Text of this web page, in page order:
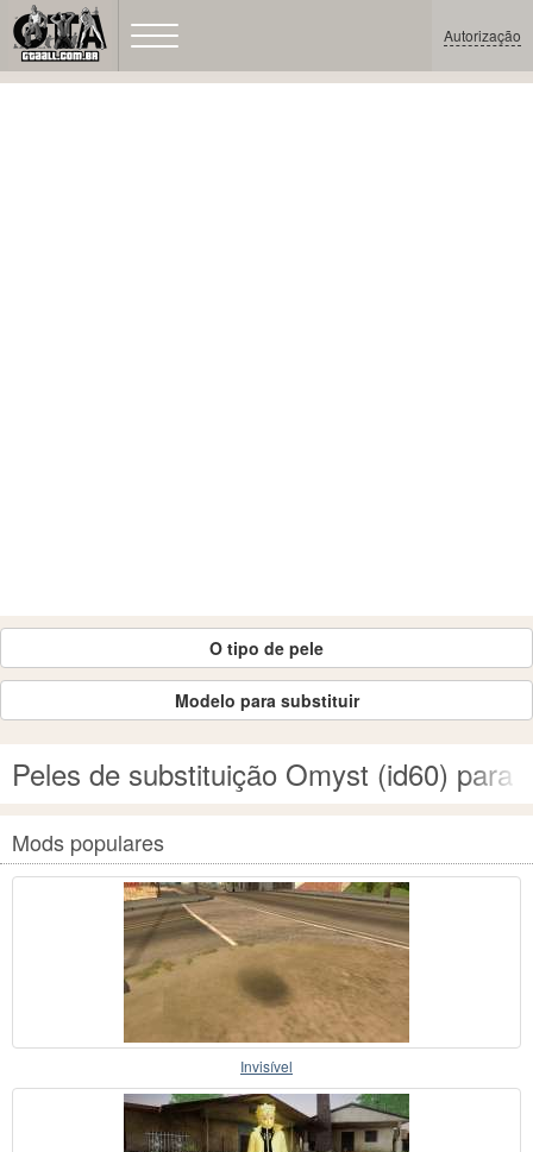
Autorização
O tipo de pele
Modelo para substituir
Peles de substituição Omyst (id60) para
Mods populares
Invisível